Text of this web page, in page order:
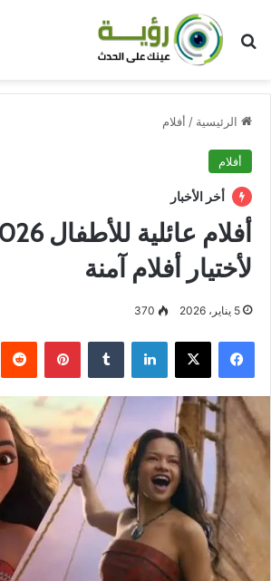
بحث عن
الرئيسية / أفلام
أفلام
أخر الأخبار
لأختيار أفلام آمنة
5 يناير، 2026 370
فيسبوك ‫X لينكدإن بينتيريست